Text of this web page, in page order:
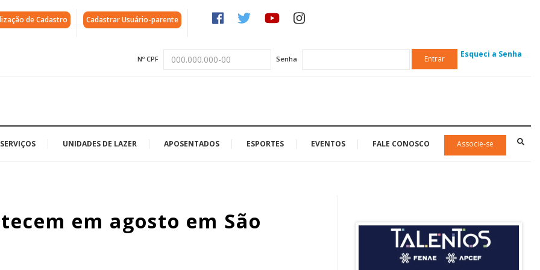
de Cadastro Cadastrar Usuário-parente
Nº CPF Senha Entrar Esqueci a Senha
SERVIÇOS UNIDADES DE LAZER APOSENTADOS ESPORTES EVENTOS FALE CONOSCO Associe-se
em agosto em São